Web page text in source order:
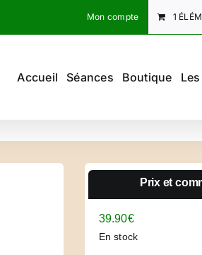
Mon compte 1
Accueil Séances Boutique
Prix et
39.90€
En stock